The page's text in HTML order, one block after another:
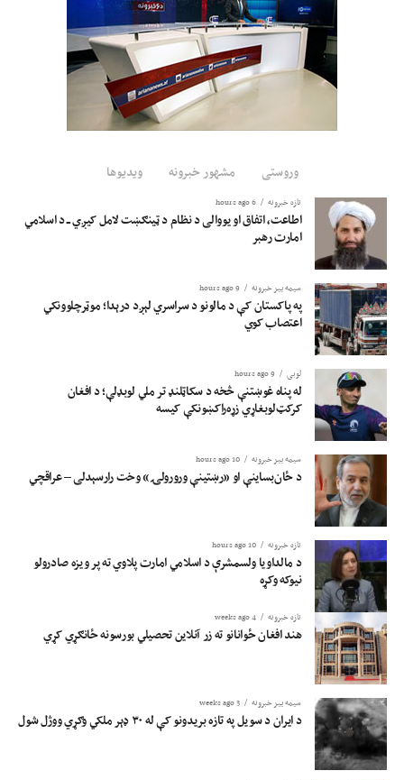
وروستی مشهور خبرونه ویدیوها
تازه خبرونه 6 hours ago
اطاعت، اتفاق او یووالی د نظام د ټینګښت لامل کیږي ــ د اسلامي
امارت رهبر
سیمه ییز خبرونه 9 hours ago
په پاکستان کې د مالونو د سراسري لېږد درېدا؛ موټرچلوونکي
اعتصاب کوي
لوبی 9 hours ago
له پناه غوښتنې څخه د سکاټلنډ تر ملي لوبډلې؛ د افغان
کرکټ‌لوبغاړي زړه‌راکښونکې کیسه
سیمه ییز خبرونه 10 hours ago
د ځان‌بساینې او «رښتینې ورورولۍ» وخت رارسېدلی – عراقچي
تازه خبرونه 10 hours ago
د مالداویا ولسمشرې د اسلامي امارت پلاوي ته پر ویزه صادرولو
نیوکه وکړه
تازه خبرونه 4 weeks ago
هند افغان ځوانانو ته زر آنلاین تحصیلي بورسونه ځانګړي کړي
سیمه ییز خبرونه 3 weeks ago
د ایران د سویل په تازه بریدونو کې له ۳۰ ډېر ملکي وګړي ووژل شول